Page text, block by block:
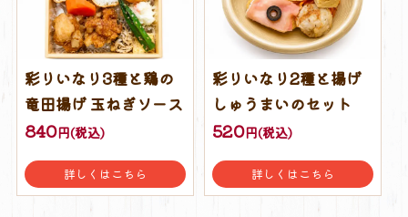
彩りいなり3種と鶏の
竜田揚げ 玉ねぎソース
840円(税込)
詳しくはこちら
彩りいなり2種と揚げ
しゅうまいのセット
520円(税込)
詳しくはこちら